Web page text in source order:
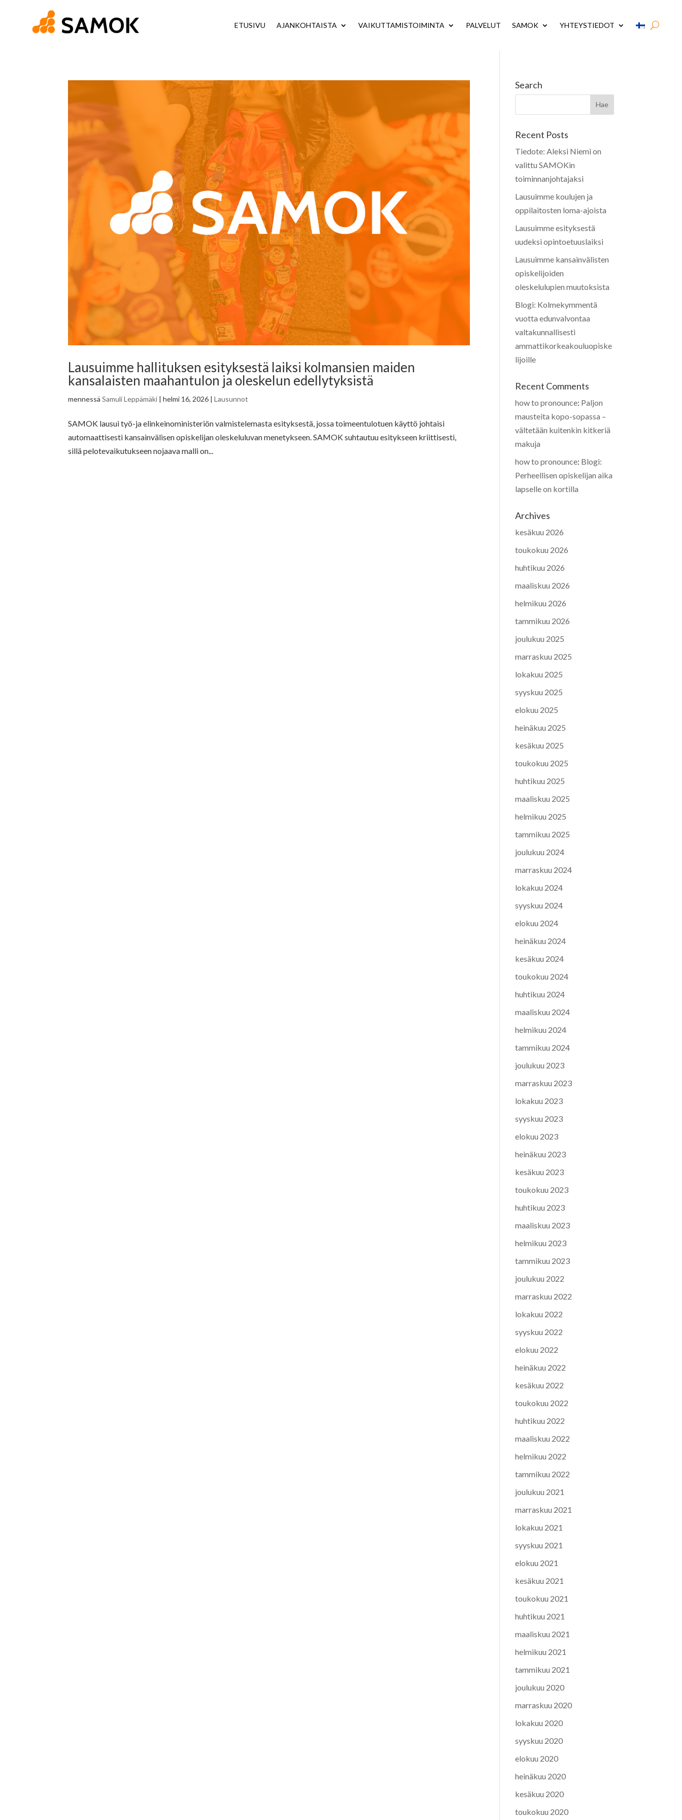
ETUSIVU AJANKOHTAISTA VAIKUTTAMISTOIMINTA PALVELUT SAMOK YHTEYSTIEDOT
Lausuimme hallituksen esityksestä laiksi kolmansien maiden
kansalaisten maahantulon ja oleskelun edellytyksistä
mennessäSamuli Leppämäki |helmi 16, 2026 |Lausunnot
SAMOK lausui työ-ja elinkeinoministeriön valmistelemasta esityksestä, jossa toimeentulotuen käyttö johtaisi
automaattisesti kansainvälisen opiskelijan oleskeluluvan menetykseen. SAMOK suhtautuu esitykseen kriittisesti,
sillä pelotevaikutukseen nojaava malli on...
Search
Recent Posts
Tiedote: Aleksi Niemi on
valittu SAMOKin
toiminnanjohtajaksi
Lausuimme koulujen ja
oppilaitosten loma-ajoista
Lausuimme esityksestä
uudeksi opintoetuuslaiksi
Lausuimme kansainvälisten
opiskelijoiden
oleskelulupien muutoksista
Blogi: Kolmekymmentä
vuotta edunvalvontaa
valtakunnallisesti
ammattikorkeakouluopiske
lijoille
Recent Comments
how to pronounce: Paljon
mausteita kopo-sopassa –
vältetään kuitenkin kitkeriä
makuja
how to pronounce: Blogi:
Perheellisen opiskelijan aika
lapselle on kortilla
Archives
kesäkuu 2026
toukokuu 2026
huhtikuu 2026
maaliskuu 2026
helmikuu 2026
tammikuu 2026
joulukuu 2025
marraskuu 2025
lokakuu 2025
syyskuu 2025
elokuu 2025
heinäkuu 2025
kesäkuu 2025
toukokuu 2025
huhtikuu 2025
maaliskuu 2025
helmikuu 2025
tammikuu 2025
joulukuu 2024
marraskuu 2024
lokakuu 2024
syyskuu 2024
elokuu 2024
heinäkuu 2024
kesäkuu 2024
toukokuu 2024
huhtikuu 2024
maaliskuu 2024
helmikuu 2024
tammikuu 2024
joulukuu 2023
marraskuu 2023
lokakuu 2023
syyskuu 2023
elokuu 2023
heinäkuu 2023
kesäkuu 2023
toukokuu 2023
huhtikuu 2023
maaliskuu 2023
helmikuu 2023
tammikuu 2023
joulukuu 2022
marraskuu 2022
lokakuu 2022
syyskuu 2022
elokuu 2022
heinäkuu 2022
kesäkuu 2022
toukokuu 2022
huhtikuu 2022
maaliskuu 2022
helmikuu 2022
tammikuu 2022
joulukuu 2021
marraskuu 2021
lokakuu 2021
syyskuu 2021
elokuu 2021
kesäkuu 2021
toukokuu 2021
huhtikuu 2021
maaliskuu 2021
helmikuu 2021
tammikuu 2021
joulukuu 2020
marraskuu 2020
lokakuu 2020
syyskuu 2020
elokuu 2020
heinäkuu 2020
kesäkuu 2020
toukokuu 2020